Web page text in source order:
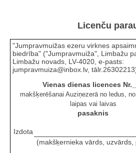
Licenču
"Jumpravmuižas ezeru virknes
biedrība" ("Jumpravmuiža", Limbažu
Limbažu novads, LV-4020, e-pasts:
jumpravmuiza@inbox.lv,
Vienas dienas licences
makšķerēšanai Auziņezerā no ledus,
laipas vai laivas
pasaknis
Izdota
(makšķernieka vārds, uzvārds,